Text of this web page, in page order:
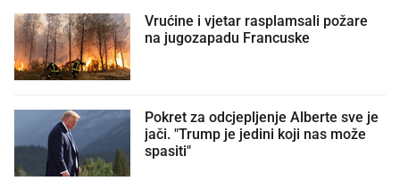
Vrućine i vjetar rasplamsali požare
na jugozapadu Francuske
Pokret za odcjepljenje Alberte sve je
jači. "Trump je jedini koji nas može
spasiti"